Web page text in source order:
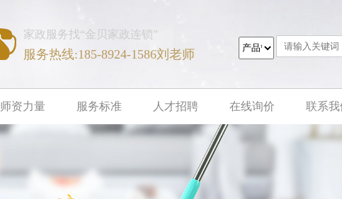
家政服务找“金贝家政连锁”
服务热线:185-8924-1586刘老师
师资力量 服务标准 人才招聘 在线询价 联系我